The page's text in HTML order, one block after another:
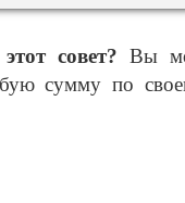
совет? Вы
сумму по